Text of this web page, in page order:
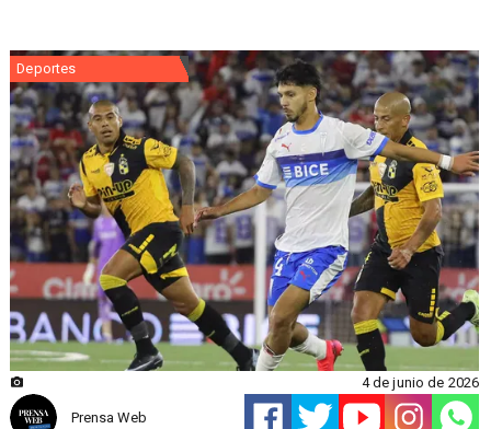
Deportes
Prensa Web
4 de junio de 2026